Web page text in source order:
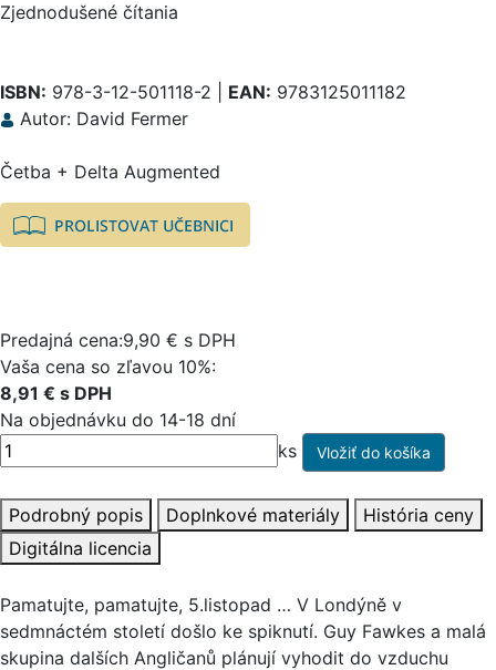
Zjednodušené čítania
ISBN: 978-3-12-501118-2 | EAN: 9783125011182
Autor: David Fermer
Četba + Delta Augmented
Predajná cena:9,90 € s DPH
Vaša cena so zľavou 10%:
8,91 € s DPH
Na objednávku do 14-18 dní
ks
Podrobný popis Doplnkové materiály
História ceny
Digitálna licencia
Pamatujte, pamatujte, 5.listopad … V Londýně v
sedmnáctém století došlo ke spiknutí. Guy Fawkes a malá
skupina dalších Angličanů plánují vyhodit do vzduchu